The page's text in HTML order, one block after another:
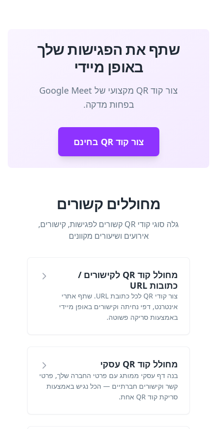
שתף את הפגישות שלך
באופן מיידי
צור קוד QR מקצועי של Google Meet
בפחות מדקה.
צור קוד QR בחינם
מחוללים קשורים
גלה סוגי קודי QR קשורים לפגישות, קישורים,
אירועים ושיעורים מקוונים
מחולל קוד QR לקישורים /
כתובות URL
צור קודי QR לכל כתובת URL. שתף אתרי
אינטרנט, דפי נחיתה וקישורים באופן מיידי
באמצעות סריקה פשוטה.
מחולל קוד QR עסקי
בנה דף עסקי ממותג עם פרטי החברה שלך, פרטי
קשר וקישורים חברתיים — הכל נגיש באמצעות
סריקת קוד QR אחת.